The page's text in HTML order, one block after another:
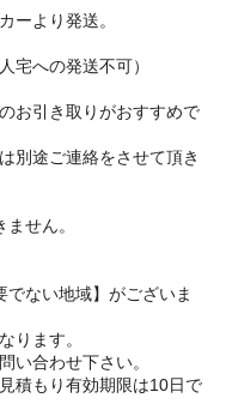
より発送。
宅への発送不可）
お引き取りがおすすめで
別途ご連絡をさせて頂き
せん。
ない地域】がございま
ります。
い合わせ下さい。
積もり有効期限は10日で